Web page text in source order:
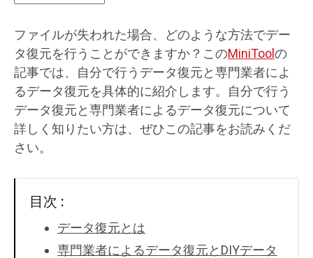
ファイルが失われた場合、どのような方法でデー
タ復元を行うことができますか？このMiniToolの
記事では、自分で行うデータ復元と専門業者によ
るデータ復元を具体的に紹介します。自分で行う
データ復元と専門業者によるデータ復元について
詳しく知りたい方は、ぜひこの記事をお読みくだ
さい。
目次 :
データ復元とは
専門業者によるデータ復元とDIYデータ